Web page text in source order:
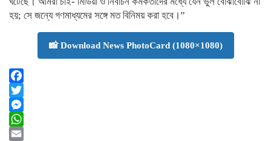
হয়; সে জন্যে গণমাধ্যমের সঙ্গে মত বিনিময় করা হবে।”
📸 Download News PhotoCard (1080×1080)
Facebook
Twitter
Messenger
WhatsApp